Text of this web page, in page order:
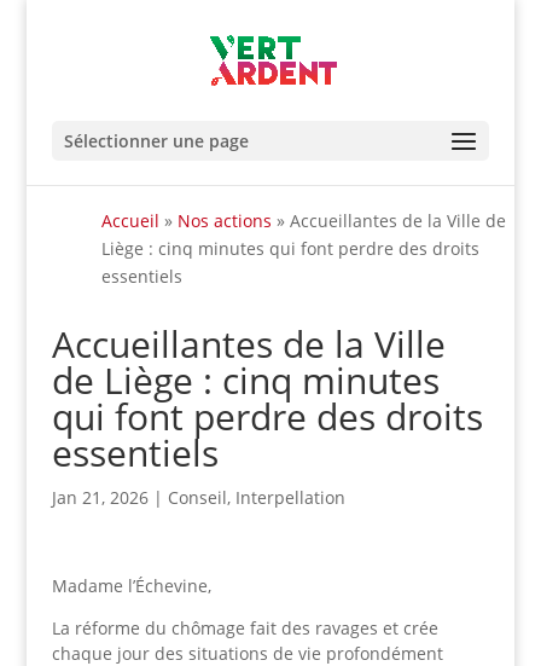
Sélectionner une page
Accueil » Nos actions »Accueillantes de la Ville de
Liège : cinq minutes qui font perdre des droits
essentiels
Accueillantes de la Ville
de Liège : cinq minutes
qui font perdre des droits
essentiels
Jan 21, 2026| Conseil, Interpellation
Madame l’Échevine,
La réforme du chômage fait des ravages et crée
chaque jour des situations de vie profondément